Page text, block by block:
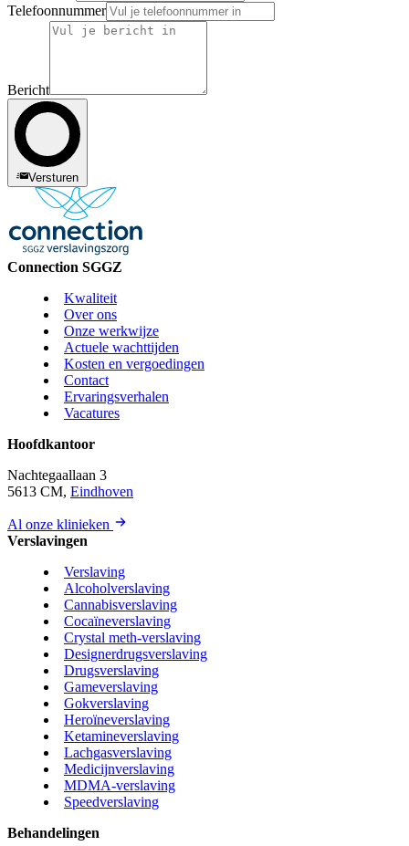
Telefoonnummer
Bericht
Versturen
Connection SGGZ
Kwaliteit
Over ons
Onze werkwijze
Actuele wachttijden
Kosten en vergoedingen
Contact
Ervaringsverhalen
Vacatures
Hoofdkantoor
Nachtegaallaan 3
5613 CM, Eindhoven
Al onze klinieken
Verslavingen
Verslaving
Alcoholverslaving
Cannabisverslaving
Cocaïneverslaving
Crystal meth-verslaving
Designerdrugsverslaving
Drugsverslaving
Gameverslaving
Gokverslaving
Heroïneverslaving
Ketamineverslaving
Lachgasverslaving
Medicijnverslaving
MDMA-verslaving
Speedverslaving
Behandelingen